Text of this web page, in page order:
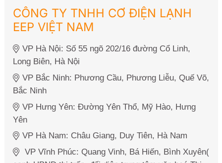
CÔNG TY TNHH CƠ ĐIỆN LẠNH
EEP VIỆT NAM
VP Hà Nội: Số 55 ngõ 202/16 đường Cổ Linh,
Long Biên, Hà Nội
VP Bắc Ninh: Phương Cầu, Phương Liễu, Quế Võ,
Bắc Ninh
VP Hưng Yên: Đường Yên Thổ, Mỹ Hào, Hưng
Yên
VP Hà Nam: Châu Giang, Duy Tiên, Hà Nam
VP Vĩnh Phúc: Quang Vinh, Bá Hiến, Bình Xuyên(